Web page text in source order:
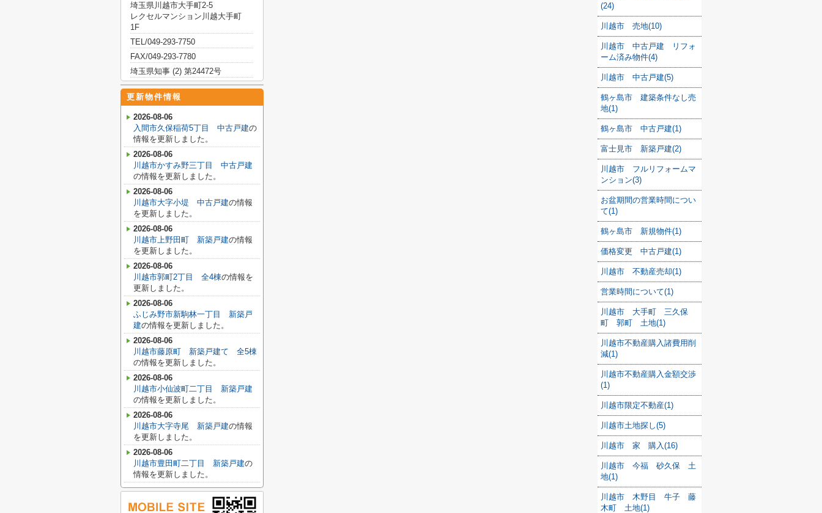
(24)
川越市 売地(10)
川越市 中古戸建 リフォ
ーム済み物件(4)
川越市 中古戸建(5)
鶴ヶ島市 建築条件なし売
地(1)
鶴ヶ島市 中古戸建(1)
富士見市 新築戸建(2)
川越市 フルリフォームマ
ンション(3)
お盆期間の営業時間につい
て(1)
鶴ヶ島市 新規物件(1)
価格変更 中古戸建(1)
川越市 不動産売却(1)
営業時間について(1)
川越市 大手町 三久保
町 郭町 土地(1)
川越市不動産購入諸費用削
減(1)
川越市不動産購入金額交渉
(1)
川越市限定不動産(1)
川越市土地探し(5)
川越市 家 購入(16)
川越市 今福 砂久保 土
地(1)
川越市 木野目 牛子 藤
木町 土地(1)
埼玉県川越市大手町2-5
レクセルマンション川越大手町
1F
TEL/049-293-7750
FAX/049-293-7780
埼玉県知事 (2) 第24472号
更新物件情報
2026-08-06
入間市久保稲荷5丁目 中古戸建の
情報を更新しました。
2026-08-06
川越市かすみ野三丁目 中古戸建
の情報を更新しました。
2026-08-06
川越市大字小堤 中古戸建の情報
を更新しました。
2026-08-06
川越市上野田町 新築戸建の情報
を更新しました。
2026-08-06
川越市郭町2丁目 全4棟の情報を
更新しました。
2026-08-06
ふじみ野市新駒林一丁目 新築戸
建の情報を更新しました。
2026-08-06
川越市藤原町 新築戸建て 全5棟
の情報を更新しました。
2026-08-06
川越市小仙波町二丁目 新築戸建
の情報を更新しました。
2026-08-06
川越市大字寺尾 新築戸建の情報
を更新しました。
2026-08-06
川越市豊田町二丁目 新築戸建の
情報を更新しました。